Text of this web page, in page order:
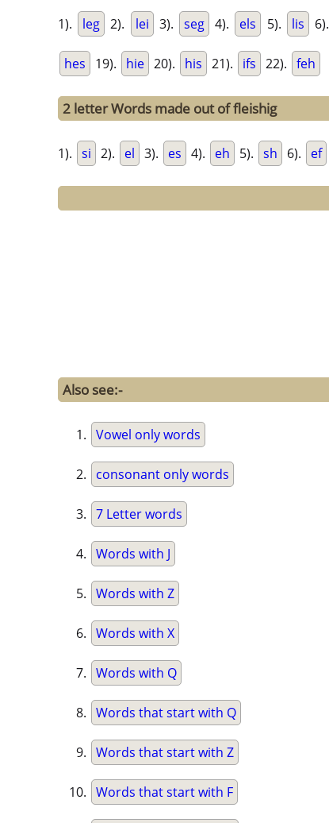
1). leg 2). lei 3). seg 4). els 5). lis 6).
hes 19). hie 20). his 21). ifs 22). feh
2 letter Words made out of fleishig
1). si 2). el 3). es 4). eh 5). sh 6). ef
Also see:-
Vowel only words
consonant only words
7 Letter words
Words with J
Words with Z
Words with X
Words with Q
Words that start with Q
Words that start with Z
Words that start with F